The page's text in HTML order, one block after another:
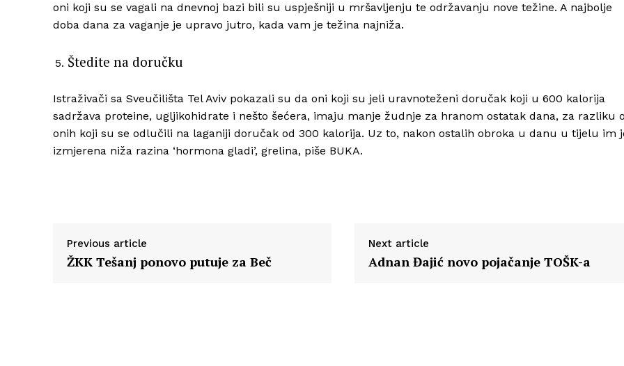
oni koji su se vagali na dnevnoj bazi bili su uspješniji u mršavljenju te održavanju nove težine. A najbolje
doba dana za vaganje je upravo jutro, kada vam je težina najniža.
Štedite na doručku
Istraživači sa Sveučilišta Tel Aviv pokazali su da oni koji su jeli uravnoteženi doručak koji u 600 kalorija
sadržava proteine, ugljikohidrate i nešto šećera, imaju manje žudnje za hranom ostatak dana, za razliku
onih koji su se odlučili na laganiji doručak od 300 kalorija. Uz to, nakon ostalih obroka u danu u tijelu im
izmjerena niža razina ‘hormona gladi’, grelina, piše BUKA.
Previous article
ŽKK Tešanj ponovo putuje za Beč
Next article
Adnan Đajić novo pojačanje TOŠK-a